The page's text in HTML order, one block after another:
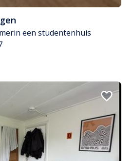
in een studentenhuis